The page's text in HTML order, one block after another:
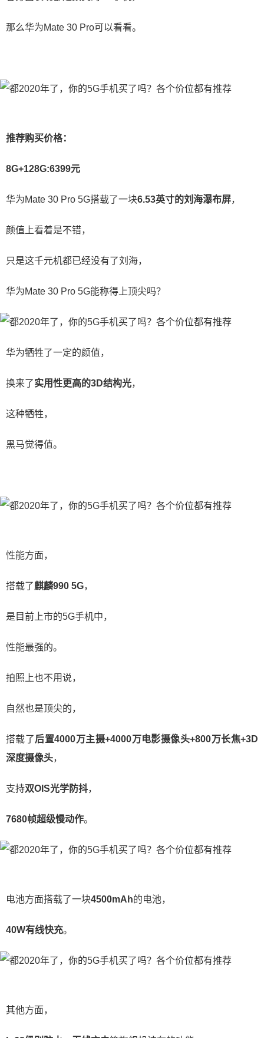
那么华为Mate 30 Pro可以看看。
推荐购买价格：
8G+128G:6399元
华为Mate 30 Pro 5G搭载了一块6.53英寸的刘海瀑布屏，
颜值上看着是不错，
只是这千元机都已经没有了刘海，
华为Mate 30 Pro 5G能称得上顶尖吗？
华为牺牲了一定的颜值，
换来了实用性更高的3D结构光，
这种牺牲，
黑马觉得值。
性能方面，
搭载了麒麟990 5G，
是目前上市的5G手机中，
性能最强的。
拍照上也不用说，
自然也是顶尖的，
搭载了后置4000万主摄+4000万电影摄像头+800万长焦+3D
深度摄像头，
支持双OIS光学防抖，
7680帧超级慢动作。
电池方面搭载了一块4500mAh的电池，
40W有线快充。
其他方面，